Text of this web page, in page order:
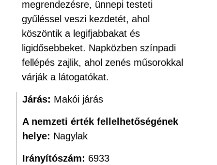
megrendezésre, ünnepi testeti
gyűléssel veszi kezdetét, ahol
köszöntik a legifjabbakat és
ligidősebbeket. Napközben színpadi
fellépés zajlik, ahol zenés műsorokkal
várják a látogatókat.
Járás: Makói járás
A nemzeti érték fellelhetőségének
helye: Nagylak
Irányítószám: 6933